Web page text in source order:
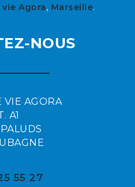
Agora, Marseille.
NOUS
VIE AGORA
A1
55 27